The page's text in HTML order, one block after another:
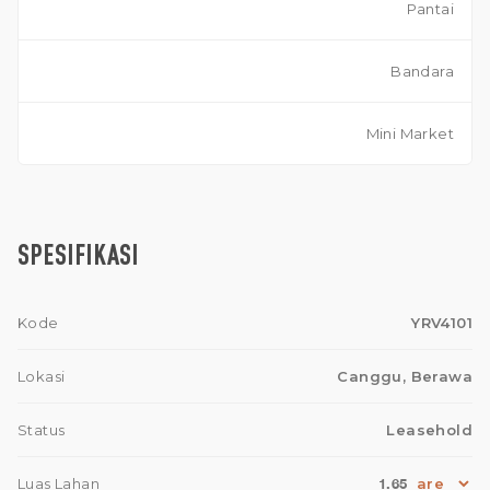
Pantai
Bandara
Mini Market
SPESIFIKASI
Kode YRV4101
Lokasi Canggu, Berawa
Status Leasehold
Luas Lahan 1.65